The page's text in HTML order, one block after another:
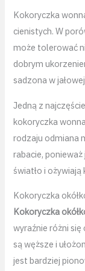
Kokoryczka
cienistych. W
może tolerować
dobrym
sadzona w
Jedną z
kokoryczka
rodzaju odmiana
rabacie,
światło i ożywiają
Kokoryczka
Kokoryczka
wyraźnie różni
są węższe i
jest bardziej